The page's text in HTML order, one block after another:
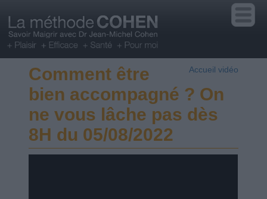
Accueil vidéo
Comment être
bien accompagné ? On
ne vous lâche pas dès
8H du 05/08/2022